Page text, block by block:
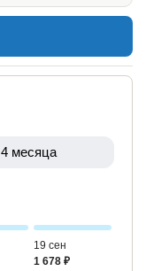
4 месяца
19 сен
1 678 ₽